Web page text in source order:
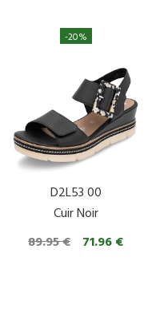
D2L53 00
Cuir Noir
89.95 €
71.96 €
-20%